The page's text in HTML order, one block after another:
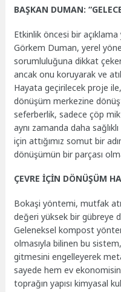
BAŞKAN DUMAN:
Etkinlik öncesi bir
Görkem Duman, yerel
sorumluluğuna dikkat
ancak onu koruyarak ve
Hayata geçirilecek proje
dönüşüm merkezine
seferberlik, sadece çöp
aynı zamanda daha
için attığımız somut bir
dönüşümün bir parçası
ÇEVRE İÇİN DÖNÜŞÜM
Bokaşi yöntemi, mutfak
değeri yüksek bir gübreye
Geleneksel kompost
olmasıyla bilinen bu
gitmesini engelleyerek
sayede hem ev
toprağın yapısı kimyasal